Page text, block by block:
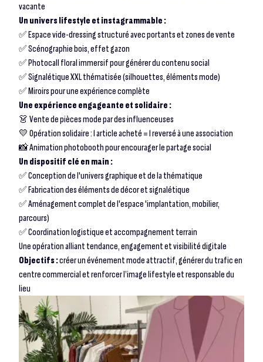
vacante
Un univers lifestyle et instagrammable :
✅ Espace vide-dressing structuré avec portants et zones de vente
✅ Scénographie bois, effet gazon
✅ Photocall floral immersif pour générer du contenu social
✅ Signalétique XXL thématisée (silhouettes, éléments mode)
✅ Miroirs pour une expérience complète
Une expérience engageante et solidaire :
👗 Vente de pièces mode par des influenceuses
💛 Opération solidaire : 1 article acheté = 1 reversé à une association
📸 Animation photobooth pour encourager le partage social
Un dispositif clé en main :
✅ Conception de l'univers graphique et de la thématique
✅ Fabrication des éléments de décor et signalétique
✅ Aménagement complet de l'espace 'implantation, mobilier,
parcours)
✅ Coordination logistique et accompagnement terrain
Une opération alliant tendance, engagement et visibilité digitale
Objectifs :créer un événement mode attractif, générer du trafic en
centre commercial et renforcer l’image lifestyle et responsable du
lieu